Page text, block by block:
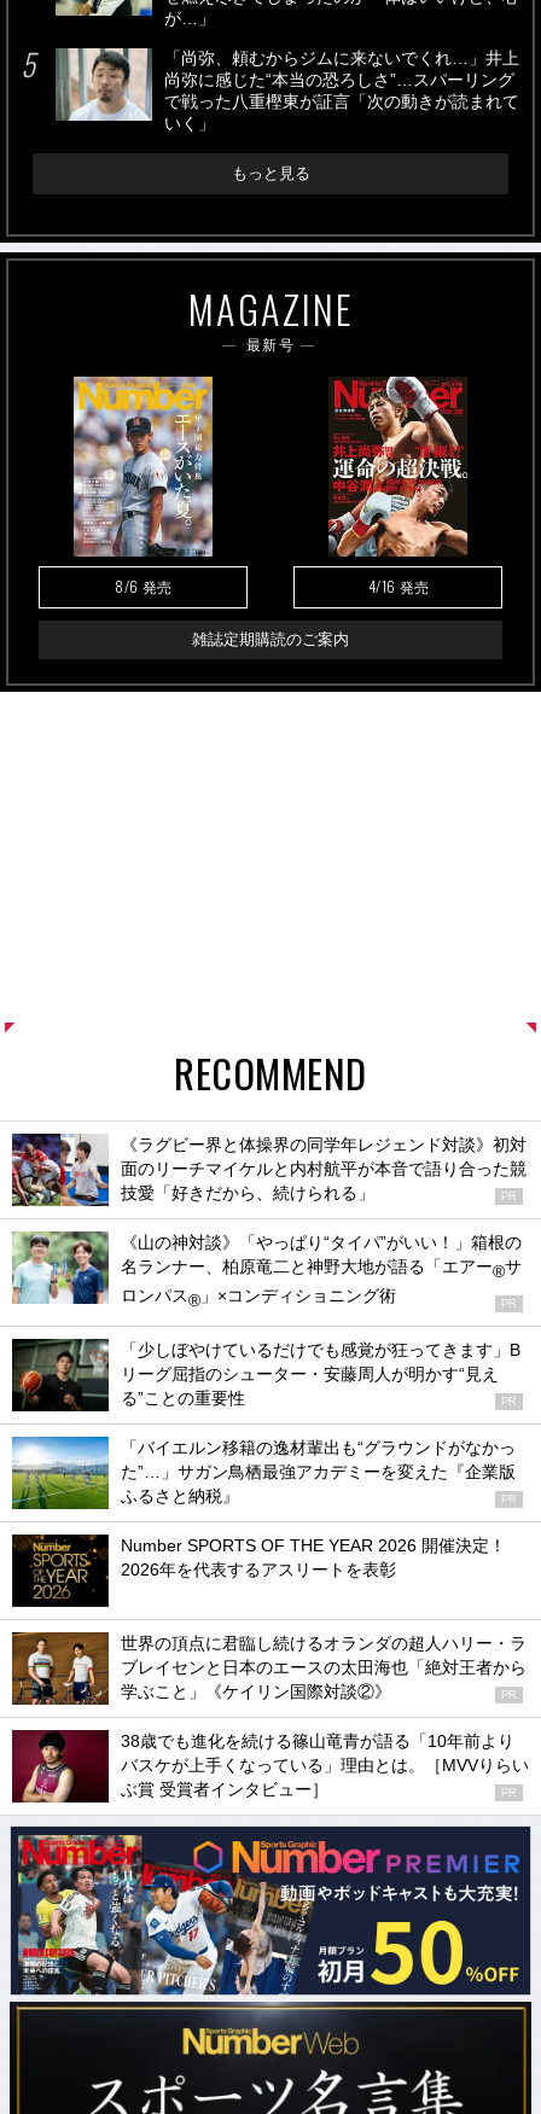
が…」
「尚弥、頼むからジムに来ないでくれ…」井上
尚弥に感じた“本当の恐ろしさ”…スパーリング
で戦った八重樫東が証言「次の動きが読まれて
いく」
もっと見る
MAGAZINE
最新号
8/6 発売 4/16 発売
雑誌定期購読のご案内
RECOMMEND
《ラグビー界と体操界の同学年レジェンド対談》初対
面のリーチマイケルと内村航平が本音で語り合った競
技愛「好きだから、続けられる」
PR
《山の神対談》「やっぱり“タイパ”がいい！」箱根の
名ランナー、柏原竜二と神野大地が語る「エアー®サ
ロンパス® 」×コンディショニング術 PR
「少しぼやけているだけでも感覚が狂ってきます」B
リーグ屈指のシューター・安藤周人が明かす“見え
る”ことの重要性
PR
「バイエルン移籍の逸材輩出も“グラウンドがなかっ
た”…」サガン鳥栖最強アカデミーを変えた『企業版
ふるさと納税』
PR
Number SPORTS OF THE YEAR 2026 開催決定！
2026年を代表するアスリートを表彰
世界の頂点に君臨し続けるオランダの超人ハリー・ラ
ブレイセンと日本のエースの太田海也「絶対王者から
学ぶこと」《ケイリン国際対談②》
PR
38歳でも進化を続ける篠山竜青が語る「10年前より
バスケが上手くなっている」理由とは。［MVVりらい
ぶ賞 受賞者インタビュー］
PR